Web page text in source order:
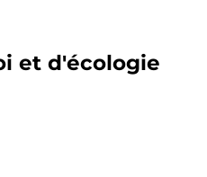
et d'écologie